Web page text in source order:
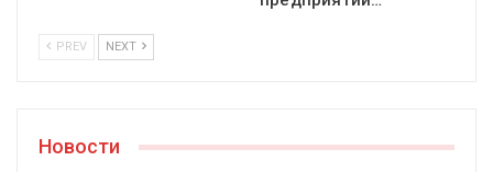
PREV NEXT
Новости